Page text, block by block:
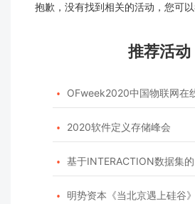
抱歉，没有找到相关的活动，您可
推荐活动
 OFweek2020中国物联网在
 2020软件定义存储峰会
 基于INTERACTION数据集的自动驾
 明势资本《当北京遇上硅谷》系列之